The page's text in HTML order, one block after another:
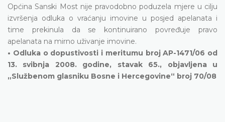
Općina Sanski Most nije pravodobno poduzela mjere u cilju
izvršenja odluka o vraćanju imovine u posjed apelanata i
time prekinula da se kontinuirano povređuje pravo
apelanata na mirno uživanje imovine.
• Odluka o dopustivosti i meritumu broj AP-1471/06 od
13. svibnja 2008. godine, stavak 65., objavljena u
„Službenom glasniku Bosne i Hercegovine“ broj 70/08